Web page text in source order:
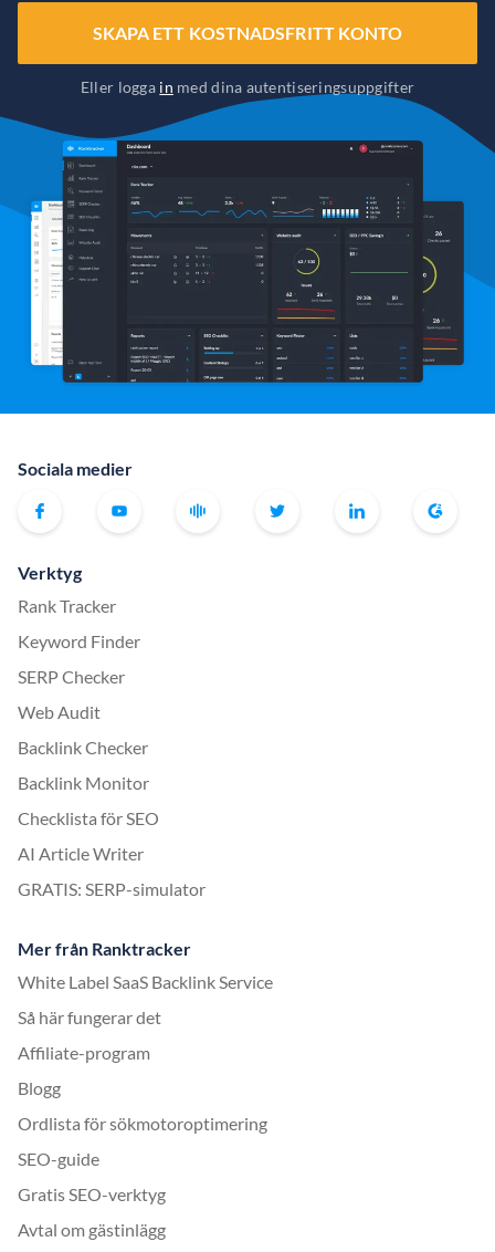
SKAPA ETT KOSTNADSFRITT KONTO
Eller logga in med dina autentiseringsuppgifter
Sociala medier
Verktyg
Rank Tracker
Keyword Finder
SERP Checker
Web Audit
Backlink Checker
Backlink Monitor
Checklista för SEO
AI Article Writer
GRATIS: SERP-simulator
Mer från Ranktracker
White Label SaaS Backlink Service
Så här fungerar det
Affiliate-program
Blogg
Ordlista för sökmotoroptimering
SEO-guide
Gratis SEO-verktyg
Avtal om gästinlägg